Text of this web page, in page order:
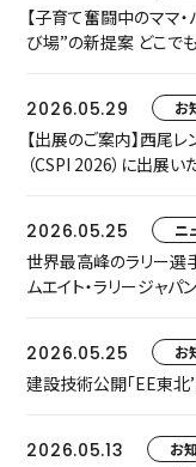
【子育て奮闘中のママ
び場”の新提案 どこで
2026.05.29
お
【出展のご案内】西尾
（CSPI 2026）に出展い
2026.05.25 ニ
世界最高峰のラリー選
ムエイト・ラリージャ
2026.05.25
お
建設技術公開「EE東北
2026.05.13 お